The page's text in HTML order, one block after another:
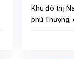
Khu đô thị
phú Thượng,